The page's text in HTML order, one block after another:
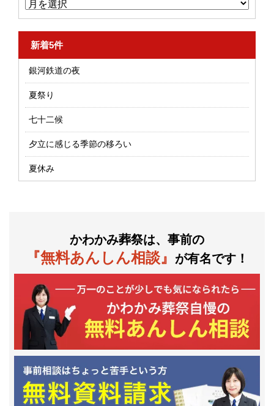
新着5件
銀河鉄道の夜
夏祭り
七十二候
夕立に感じる季節の移ろい
夏休み
かわかみ葬祭は、事前の
『無料あんしん相談』 が有名です！